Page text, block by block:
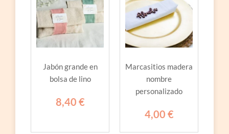
Jabón grande en
bolsa de lino
8,40 €
Marcasitios madera
nombre
personalizado
4,00 €